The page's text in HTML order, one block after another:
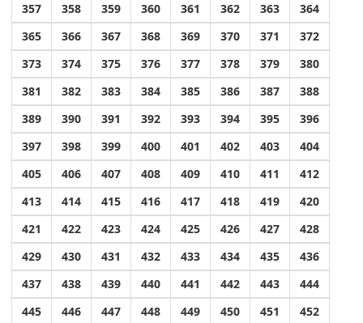
357
358 359 360 361 362 363
364
365
366 367 368 369 370 371
372
373
374 375 376 377 378 379
380
381
382 383 384 385 386 387
388
389
390 391 392 393 394 395
396
397
398 399 400 401 402 403
404
405
406 407 408 409 410 411
412
413
414 415 416 417 418 419
420
421
422 423 424 425 426 427
428
429
430 431 432 433 434 435
436
437
438 439 440 441 442 443
444
445
446 447 448 449 450 451
452